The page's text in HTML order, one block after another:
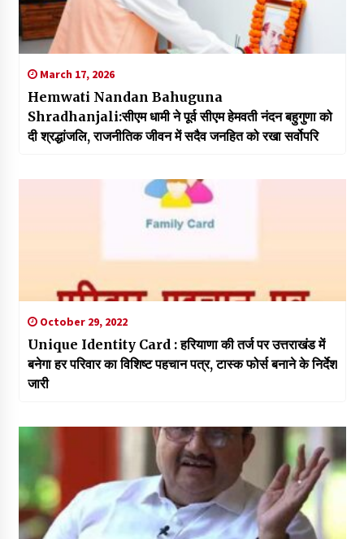
March 17, 2026
Hemwati Nandan Bahuguna
Shradhanjali:सीएम धामी ने पूर्व सीएम हेमवती नंदन बहुगुणा को
दी श्रद्धांजलि, राजनीतिक जीवन में सदैव जनहित को रखा सर्वोपरि
October 29, 2022
Unique Identity Card : हरियाणा की तर्ज पर उत्तराखंड में
बनेगा हर परिवार का विशिष्ट पहचान पत्र, टास्क फोर्स बनाने के निर्देश
जारी